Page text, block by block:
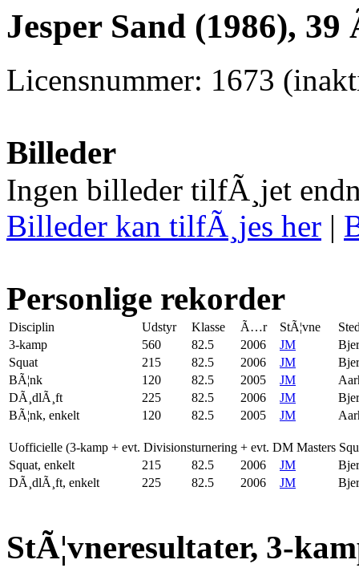
Jesper Sand (1986), 39
Licensnummer: 1673
Billeder
Ingen billeder tilfÃ¸jet
Billeder kan tilfÃ¸jes her |
Personlige rekorder
Disciplin Udstyr Klasse Ã…r StÃ¦vne
3-kamp
560 82.5 2006 JM
Squat
215 82.5 2006 JM
BÃ¦nk
120 82.5 2005 JM
DÃ¸dlÃ¸ft
225 82.5 2006 JM
BÃ¦nk, enkelt
120 82.5 2005 JM
Uofficielle (3-kamp + evt. Divisionsturnering + evt. DM Masters
Squat, enkelt
215 82.5 2006 JM
DÃ¸dlÃ¸ft, enkelt
225 82.5 2006 JM
StÃ¦vneresultater, 3-